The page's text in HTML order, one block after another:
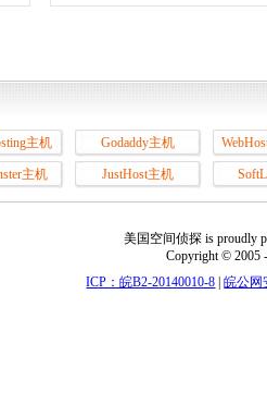
主机 Godaddy主机
主机 JustHost主机
美国空间侦探 is proudly
Copyright © 2005
ICP：皖B2-20140010-8 |皖公网